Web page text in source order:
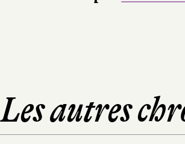
Les autres